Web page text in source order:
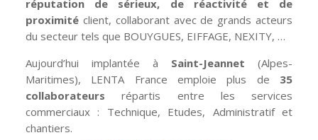
réputation de sérieux, de réactivité et de
proximité client, collaborant avec de grands acteurs
du secteur tels que BOUYGUES, EIFFAGE, NEXITY, …
Aujourd’hui implantée à Saint-Jeannet (Alpes-
Maritimes), LENTA France emploie plus de 35
collaborateurs répartis entre les services
commerciaux : Technique, Etudes, Administratif et
chantiers.